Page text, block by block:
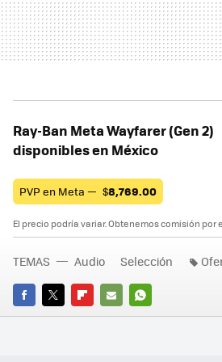
Ray-Ban Meta Wayfarer (Gen 2)
disponibles en México
PVP en Meta — $8,769.00
El precio podría variar. Obtenemos comisión por
FACEBOOK
TWITTERFLIPBOARD
E-
WHATSAPP
TEMAS Audio Selección